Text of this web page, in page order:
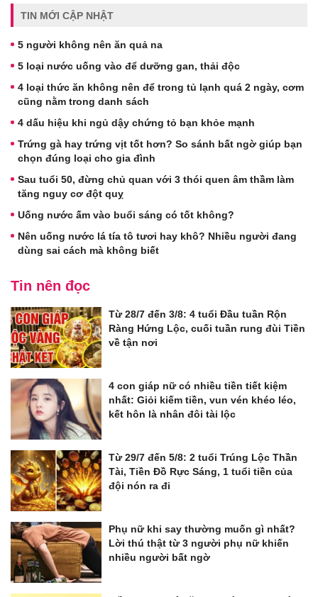
TIN MỚI CẬP NHẬT
5 người không nên ăn quả na
5 loại nước uống vào để dưỡng gan, thải độc
4 loại thức ăn không nên để trong tủ lạnh quá 2 ngày, cơm
cũng nằm trong danh sách
4 dấu hiệu khi ngủ dậy chứng tỏ bạn khỏe mạnh
Trứng gà hay trứng vịt tốt hơn? So sánh bất ngờ giúp bạn
chọn đúng loại cho gia đình
Sau tuổi 50, đừng chủ quan với 3 thói quen âm thầm làm
tăng nguy cơ đột quỵ
Uống nước ấm vào buổi sáng có tốt không?
Nên uống nước lá tía tô tươi hay khô? Nhiều người đang
dùng sai cách mà không biết
Tin nên đọc
Từ 28/7 đến 3/8: 4 tuổi Đầu tuần Rộn
Ràng Hứng Lộc, cuối tuần rung đùi Tiền
về tận nơi
4 con giáp nữ có nhiều tiền tiết kiệm
nhất: Giỏi kiếm tiền, vun vén khéo léo,
kết hôn là nhân đôi tài lộc
Từ 29/7 đến 5/8: 2 tuổi Trúng Lộc Thần
Tài, Tiền Đồ Rực Sáng, 1 tuổi tiền của
đội nón ra đi
Phụ nữ khi say thường muốn gì nhất?
Lời thú thật từ 3 người phụ nữ khiến
nhiều người bất ngờ